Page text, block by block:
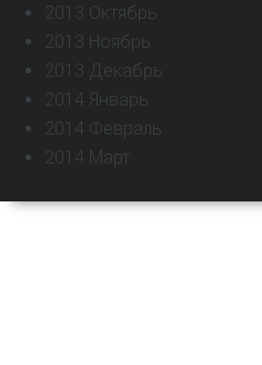
2013 Октябрь
2013 Ноябрь
2013 Декабрь
2014 Январь
2014 Февраль
2014 Март